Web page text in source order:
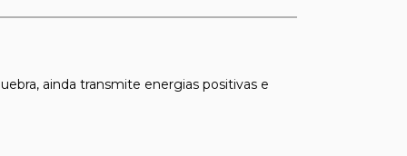
ainda transmite energias positivas e